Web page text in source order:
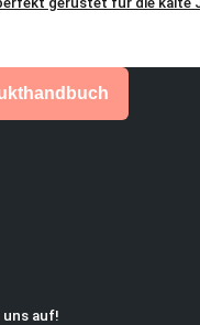
uns auf!